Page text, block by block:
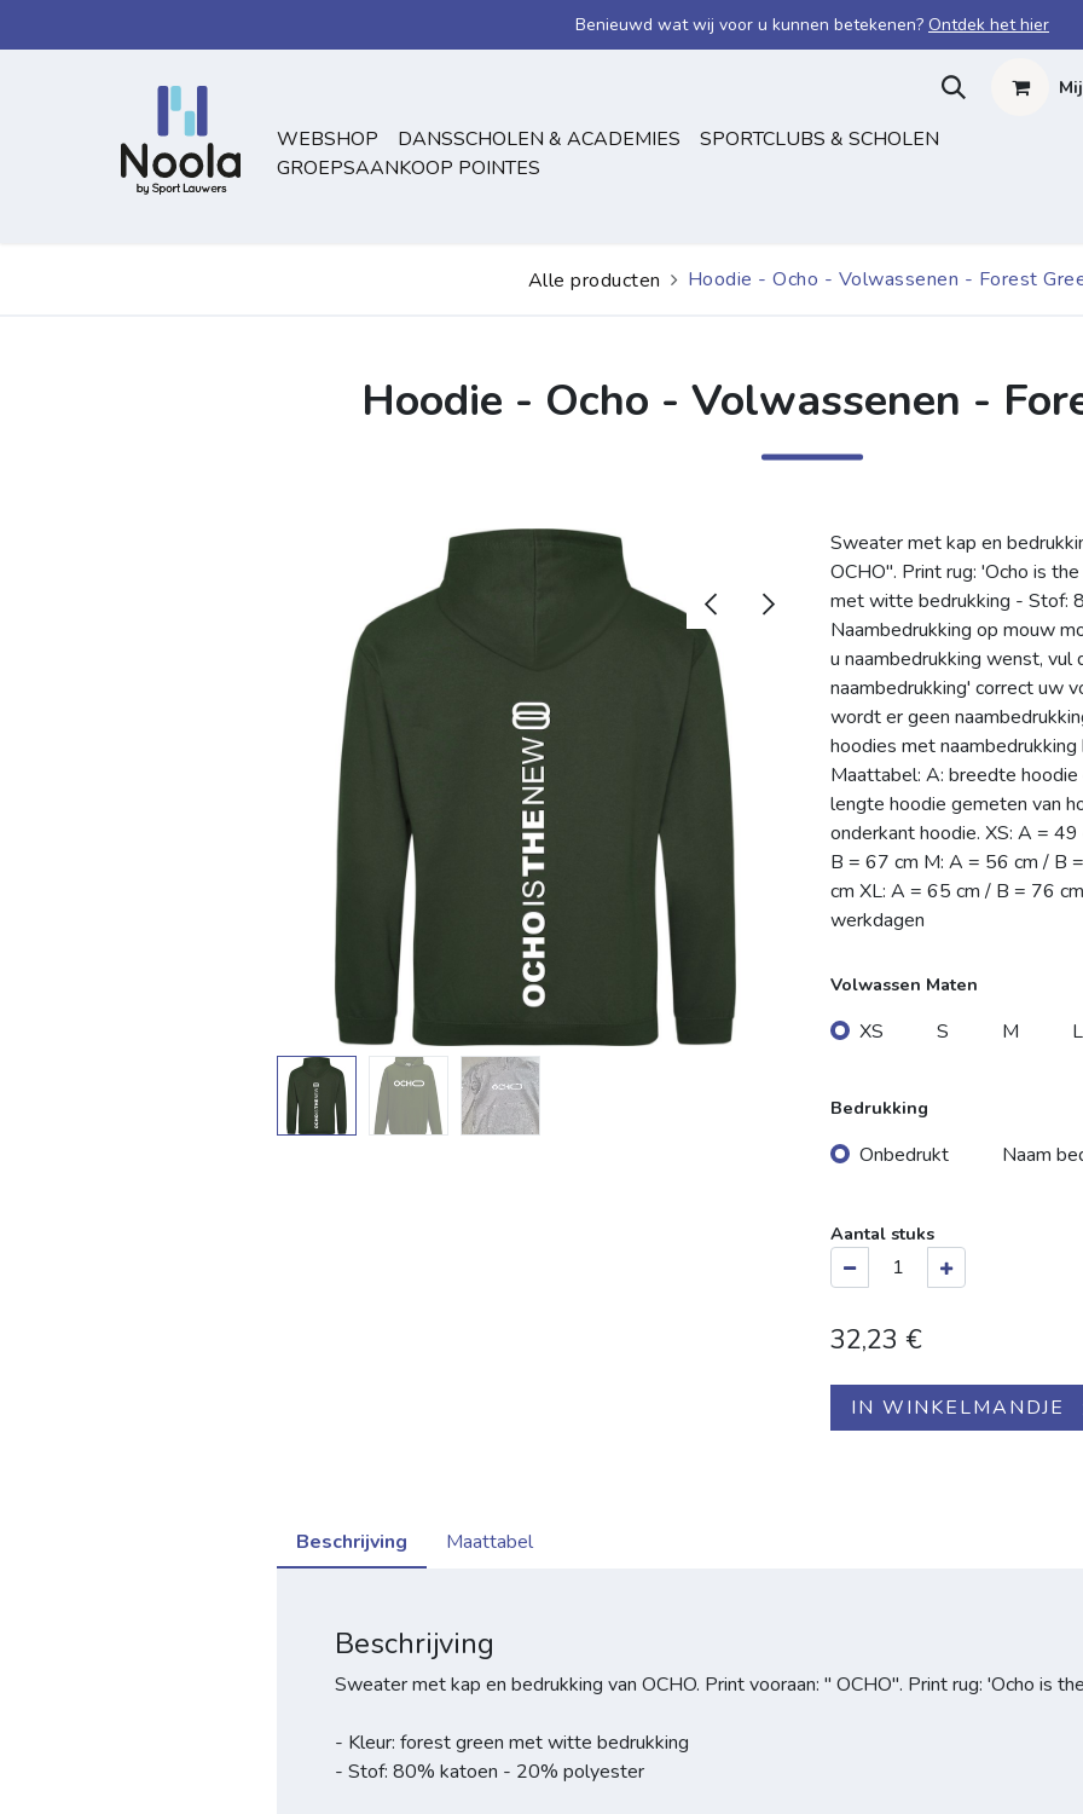
Benieuwd wat wij voor u kunnen betekenen? Ontdek het hier
WEBSHOP
DANSSCHOLEN & ACADEMIES
SPORTCLUBS & SCHOLEN
GROEPSAANKOOP POINTES
Alle producten Hoodie - Ocho - Volwassenen - Forest
Hoodie - Ocho - Volwassenen -
Sweater met kap en
OCHO''. Print rug: 'Ocho is
met witte bedrukking - Stof:
Naambedrukking op mouw
u naambedrukking wenst, vul
naambedrukking' correct uw
wordt er geen
hoodies met
Maattabel: A: breedte
lengte hoodie gemeten van
onderkant hoodie. XS: A =
B = 67 cm M: A = 56 cm / B
cm XL: A = 65 cm / B = 76
werkdagen
Volwassen Maten
XS S M L
Bedrukking
Onbedrukt Naam
Aantal stuks
32,23 €
IN WINKELMANDJE
Beschrijving Maattabel
Beschrijving
Sweater met kap en bedrukking van OCHO. Print vooraan: '' OCHO''. Print rug: 'Ocho is
- Kleur: forest green met witte bedrukking
- Stof: 80% katoen - 20% polyester